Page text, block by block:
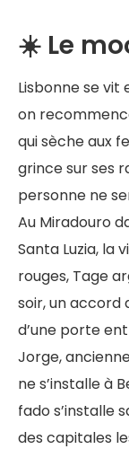
☀️ Le
Lisbonne se vit
on
qui sèche aux
grince sur ses
personne ne
Au Miradouro
Santa Luzia, la
rouges, Tage
soir, un accord
d’une porte
Jorge,
ne s’installe à
fado s’installe
des capitales